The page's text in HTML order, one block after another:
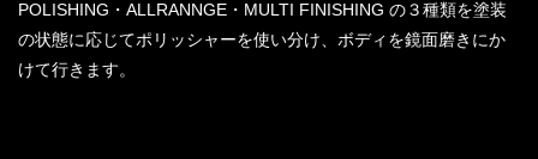
POLISHING・ALLRANNGE・MULTI FINISHING の３種類を塗装
の状態に応じてポリッシャーを使い分け、ボディを鏡面磨きにか
けて行きます。